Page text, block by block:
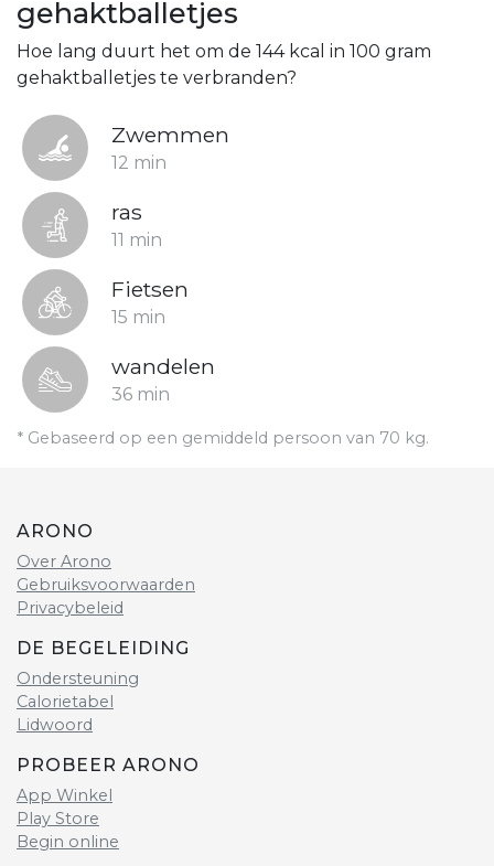
gehaktballetjes
Hoe lang duurt het om de 144 kcal in 100 gram
gehaktballetjes te verbranden?
Zwemmen
12 min
ras
11 min
Fietsen
15 min
wandelen
36 min
* Gebaseerd op een gemiddeld persoon van 70 kg.
ARONO
Over Arono
Gebruiksvoorwaarden
Privacybeleid
DE BEGELEIDING
Ondersteuning
Calorietabel
Lidwoord
PROBEER ARONO
App Winkel
Play Store
Begin online